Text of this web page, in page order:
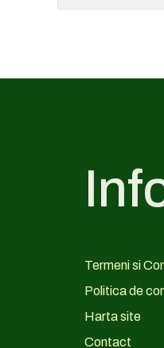
Termeni si
Politica de
Harta site
Contact